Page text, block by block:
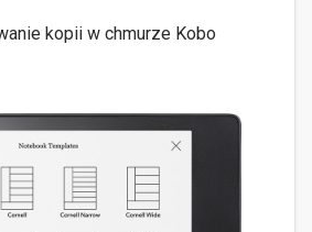
kopii w chmurze Kobo